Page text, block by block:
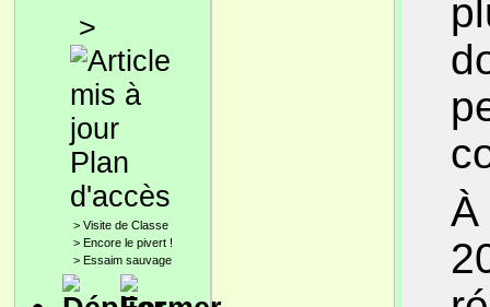
>
Plan
d'accès
> Visite de Classe
> Encore le pivert !
> Essaim sauvage
À